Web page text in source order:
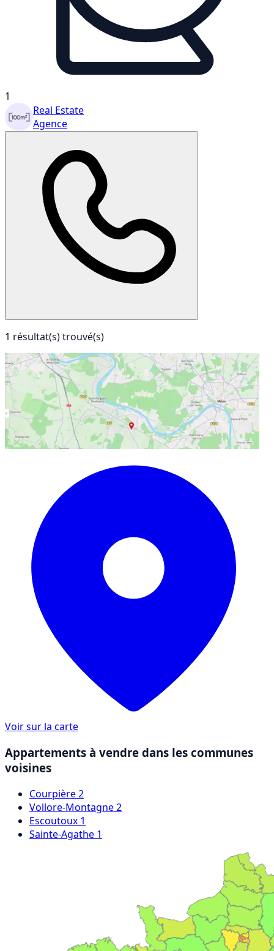
1
Real Estate
Agence
1 résultat(s) trouvé(s)
Voir sur la carte
Appartements à vendre dans les communes
voisines
Courpière2
Vollore-Montagne2
Escoutoux 1
Sainte-Agathe 1